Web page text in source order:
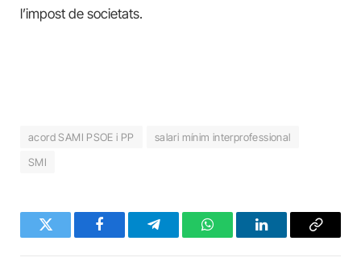
l’impost de societats.
acord SAMI PSOE i PP
salari mínim interprofessional
SMI
Twitter FacebookTelegramWhatsAppLinkedInCopy